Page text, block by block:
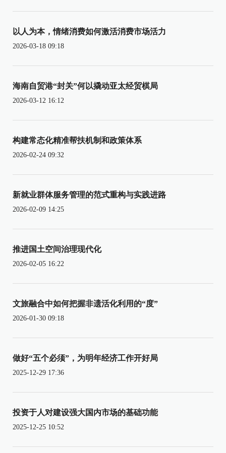
以人为本，情绪消费如何激活消费市场活力
2026-03-18 09:18
海南自贸港“封关”何以撬动亚太经贸棋局
2026-03-12 16:12
构建常态化精准帮扶机制和政策体系
2026-02-24 09:32
新就业群体服务管理的范式重构与实践进路
2026-02-09 14:25
推进国土空间治理现代化
2026-02-05 16:22
文旅融合中如何把握非遗活化利用的“度”
2026-01-30 09:18
做好“五个必须”，为明年经济工作开好局
2025-12-29 17:36
投资于人对建设强大国内市场的基础功能
2025-12-25 10:52